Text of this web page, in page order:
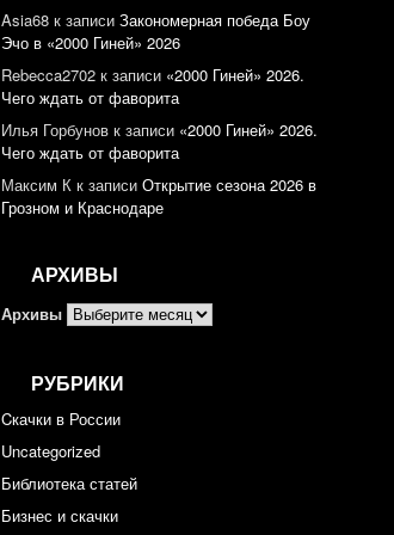
Asia68 к записи Закономерная победа Боу
Эчо в «2000 Гиней» 2026
Rebecca2702 к записи «2000 Гиней» 2026.
Чего ждать от фаворита
Илья Горбунов к записи «2000 Гиней» 2026.
Чего ждать от фаворита
Максим К к записи Открытие сезона 2026 в
Грозном и Краснодаре
АРХИВЫ
Архивы
РУБРИКИ
Cкачки в России
Uncategorized
Библиотека статей
Бизнес и скачки